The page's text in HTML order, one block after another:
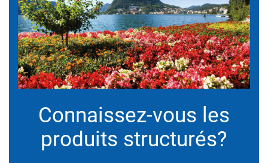
Connaissez-vous les
produits structurés?